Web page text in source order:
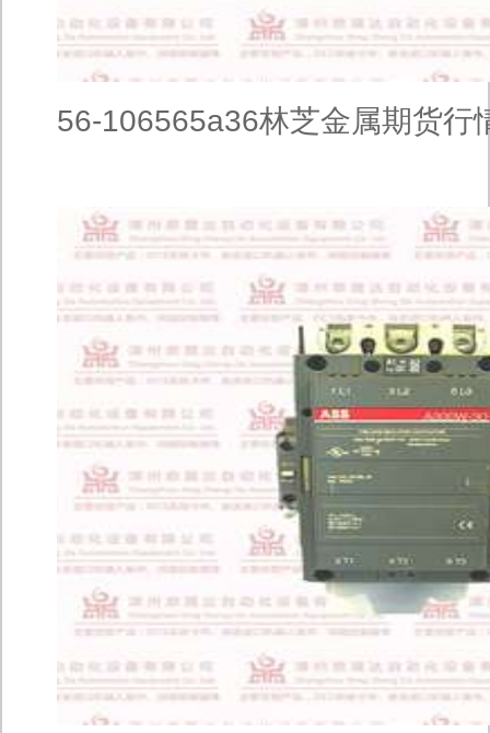
56-106565a36林芝金属期货行